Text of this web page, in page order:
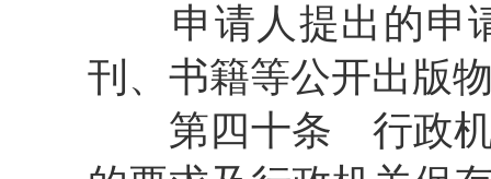
申请人提出的申请
刊、书籍等公开出版
第四十条 行政机